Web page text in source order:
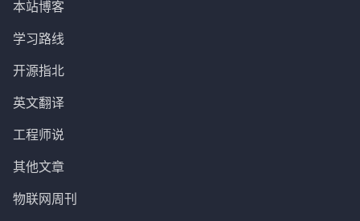
本站博客
学习路线
开源指北
英文翻译
工程师说
其他文章
物联网周刊